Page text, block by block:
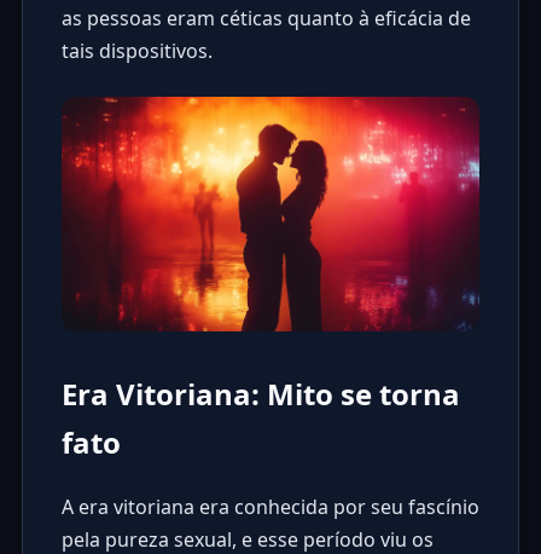
as pessoas eram céticas quanto à eficácia de
tais dispositivos.
Era Vitoriana: Mito se torna
fato
A era vitoriana era conhecida por seu fascínio
pela pureza sexual, e esse período viu os